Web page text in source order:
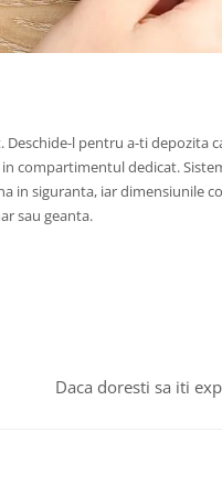
l pentru a-ti depozita
compartimentul dedicat.
in siguranta, iar dimensiunile
sau geanta.
Daca doresti sa iti